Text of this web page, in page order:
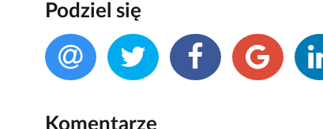
Podziel się
Komentarze